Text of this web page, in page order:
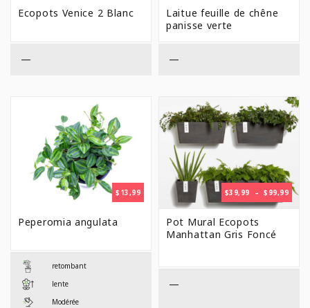
Ecopots Venice 2 Blanc
—
Laitue feuille de chêne
panisse verte
—
$ 13,99
Peperomia angulata
retombant
lente
Modérée
$39,99 – $ 99,99
DE
Pot Mural Ecopots
Manhattan Gris Foncé
—